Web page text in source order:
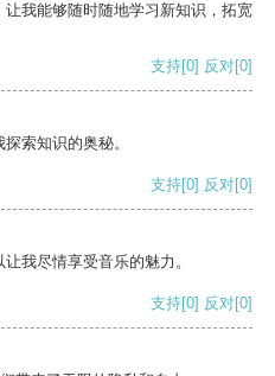
我能够随时随地学习新知识，拓宽
支持[0] 反对[0]
索知识的奥秘。
支持[0] 反对[0]
我尽情享受音乐的魅力。
支持[0] 反对[0]